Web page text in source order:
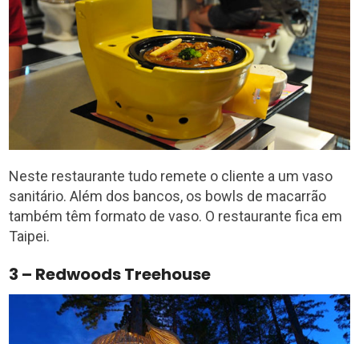
Neste restaurante tudo remete o cliente a um vaso
sanitário. Além dos bancos, os bowls de macarrão
também têm formato de vaso. O restaurante fica em
Taipei.
3 – Redwoods Treehouse